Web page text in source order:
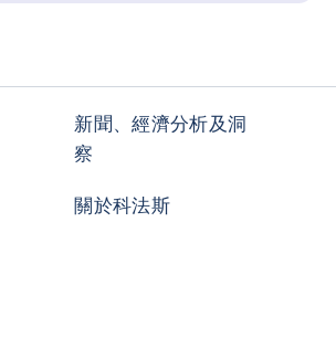
新聞、經濟分析及洞
察
關於科法斯